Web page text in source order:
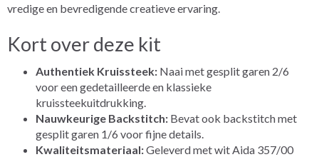
vredige en bevredigende creatieve ervaring.
Kort over deze kit
Authentiek Kruissteek: Naai met gesplit garen 2/6
voor een gedetailleerde en klassieke
kruissteekuitdrukking.
Nauwkeurige Backstitch: Bevat ook backstitch met
gesplit garen 1/6 voor fijne details.
Kwaliteitsmateriaal:Geleverd met wit Aida 357/00